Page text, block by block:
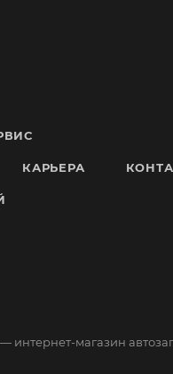
КАРЬЕРА
интернет-магазин